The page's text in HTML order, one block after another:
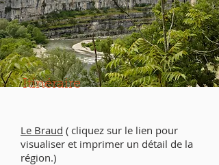
Le Braud ( cliquez sur le lien pour
visualiser et imprimer un détail de la
région.)
Itinéraire